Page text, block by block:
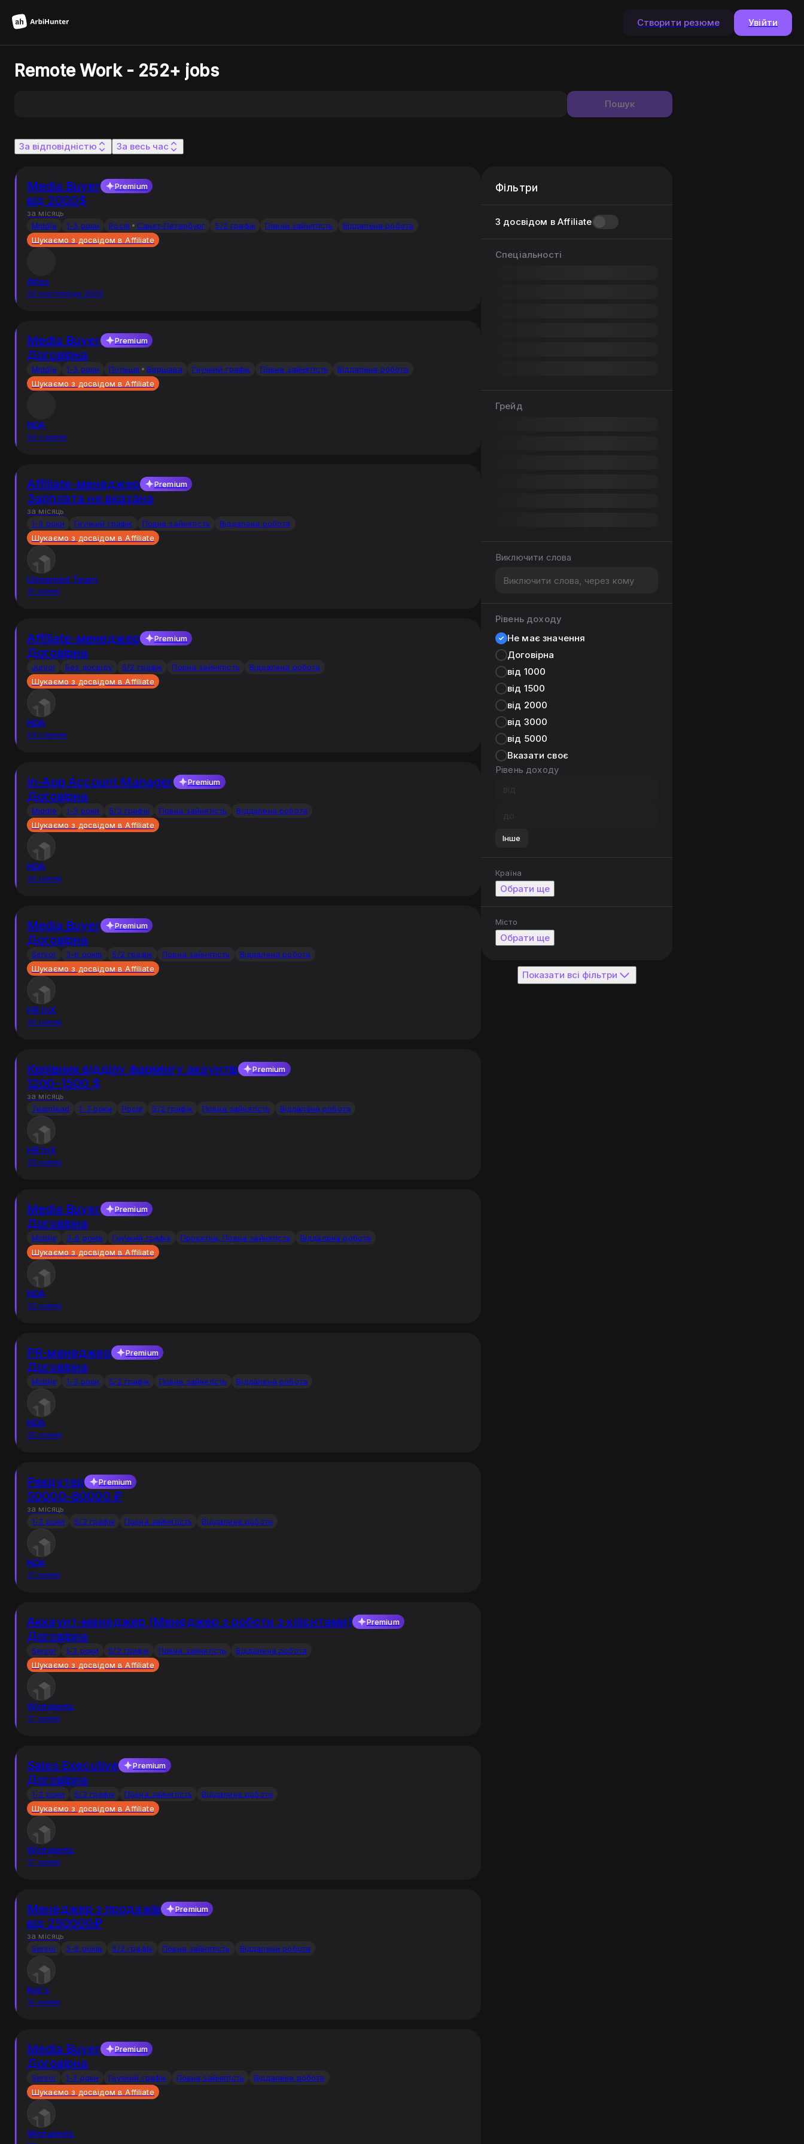
Створити резюме Увійти
Remote Work - 252+ jobs
Пошук
За відповідністю За весь час
Media Buyer Premium
від 2000$
за місяць
Middle
1-3 роки Росiя Санкт-Петербург 5/2 графік Повна зайнятість
Віддалена робота
Шукаємо з досвідом в Affiliate
Atlas
20 листопада 2025
Media Buyer Premium
Договірна
Middle 1-3 роки Польща Варшава Гнучкий графік Повна зайнятість
Віддалена робота
Шукаємо з досвідом в Affiliate
NDA
04 серпня
Affiliate-менеджер Premium
Зарплата не вказана
за місяць
1-3 роки
Гнучкий графік Повна зайнятість
Віддалена робота
Шукаємо з досвідом в Affiliate
Unnamed Team
31 липня
Affiliate-менеджер Premium
Договірна
Junior Без досвіду 5/2 графік Повна зайнятість
Віддалена робота
Шукаємо з досвідом в Affiliate
NDA
03 серпня
In-App Account Manager Premium
Договірна
Middle 1-3 роки 5/2 графік Повна зайнятість
Віддалена робота
Шукаємо з досвідом в Affiliate
NDA
30 липня
Media Buyer Premium
Договірна
Senior 3-6 років 5/2 графік Повна зайнятість
Віддалена робота
Шукаємо з досвідом в Affiliate
HR InX
30 липня
Керівник відділу фармінгу акаунтів Premium
1200–1500 $
за місяць
Teamlead
1-3 роки Росiя 5/2 графік Повна зайнятість Віддалена робота
HR InX
29 липня
Media Buyer Premium
Договірна
Middle 3-6 років Гнучкий графік Проєктна, Повна зайнятість
Віддалена робота
Шукаємо з досвідом в Affiliate
NDA
24 липня
PR-менеджер Premium
Договірна
Middle 1-3 роки 5/2 графік Повна зайнятість Віддалена робота
NDA
20 липня
Рекрутер Premium
50000–80000 ₽
за місяць
1-3 роки
5/2 графік Повна зайнятість Віддалена робота
NDA
21 липня
Аккаунт-менеджер (Менеджер з роботи з клієнтами) Premium
Договірна
Senior 1-3 роки 5/2 графік Повна зайнятість
Віддалена робота
Шукаємо з досвідом в Affiliate
Wintalents
17 липня
Sales Executive Premium
Договірна
1-3 роки 5/2 графік Повна зайнятість
Віддалена робота
Шукаємо з досвідом в Affiliate
Wintalents
17 липня
Менеджер з продажів Premium
від 250000₽
за місяць
Senior
3-6 років 5/2 графік Повна зайнятість Віддалена робота
Kot's
14 липня
Media Buyer Premium
Договірна
Senior 1-3 роки Гнучкий графік Повна зайнятість
Віддалена робота
Шукаємо з досвідом в Affiliate
Wintalents
Фільтри
З досвідом в Affiliate
Спеціальності
Грейд
Виключити слова
Рівень доходу
Не має значення
Договірна
від 1000
від 1500
від 2000
від 3000
від 5000
Вказати своє
Рівень доходу
Інше
Країна
Обрати ще
Місто
Обрати ще
Показати всі фільтри